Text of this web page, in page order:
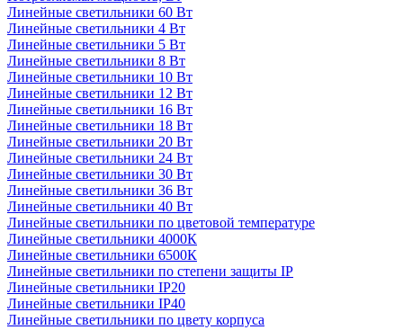
Линейные светильники 60 Вт
Линейные светильники 4 Вт
Линейные светильники 5 Вт
Линейные светильники 8 Вт
Линейные светильники 10 Вт
Линейные светильники 12 Вт
Линейные светильники 16 Вт
Линейные светильники 18 Вт
Линейные светильники 20 Вт
Линейные светильники 24 Вт
Линейные светильники 30 Вт
Линейные светильники 36 Вт
Линейные светильники 40 Вт
Линейные светильники по цветовой температуре
Линейные светильники 4000К
Линейные светильники 6500К
Линейные светильники по степени защиты IP
Линейные светильники IP20
Линейные светильники IP40
Линейные светильники по цвету корпуса